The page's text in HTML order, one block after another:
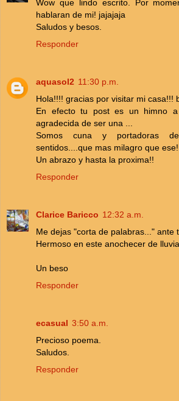
Wow que lindo escrito. Por
hablaran de mi! jajajaja
Saludos y besos.
Responder
aquasol2 11:30 p.m.
Hola!!!! gracias por visitar mi casa!!!
En efecto tu post es un himno
agradecida de ser una ...
Somos cuna y portadoras
sentidos....que mas milagro que
Un abrazo y hasta la proxima!!
Responder
Clarice Baricco 12:32 a.m.
Me dejas "corta de palabras..." ante
Hermoso en este anochecer de
Un beso
Responder
ecasual 3:50 a.m.
Precioso poema.
Saludos.
Responder